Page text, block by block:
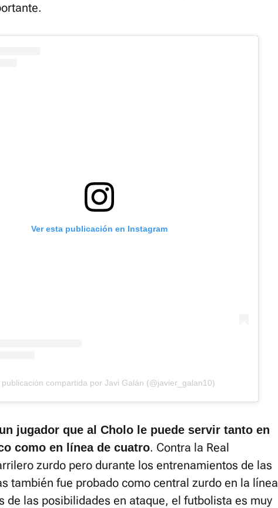
Ver esta publicación en Instagram
publicación compartida por Javi Galán (@javier_galan10)
jugador que al Cholo le puede servir tanto en
como en línea de cuatro. Contra la Real
zurdo pero durante los entrenamientos de las
también fue probado como central zurdo en la línea
de las posibilidades en ataque, el futbolista es muy